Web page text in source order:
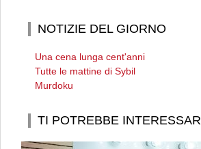
NOTIZIE DEL GIORNO
Una cena lunga cent'anni
Tutte le mattine di Sybil
Murdoku
TI POTREBBE